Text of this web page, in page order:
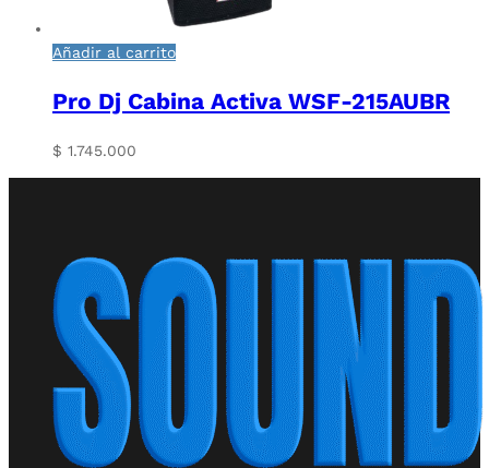
Añadir al carrito
Pro Dj Cabina Activa WSF-215AUBR
$ 1.745.000